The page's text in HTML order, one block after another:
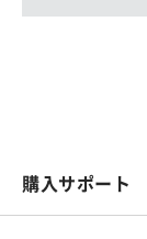
購入サポート